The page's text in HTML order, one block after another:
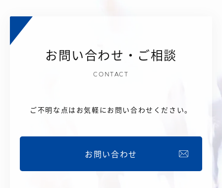
お問い合わせ・ご相談
CONTACT
ご不明な点はお気軽にお問い合わせください。
お問い合わせ